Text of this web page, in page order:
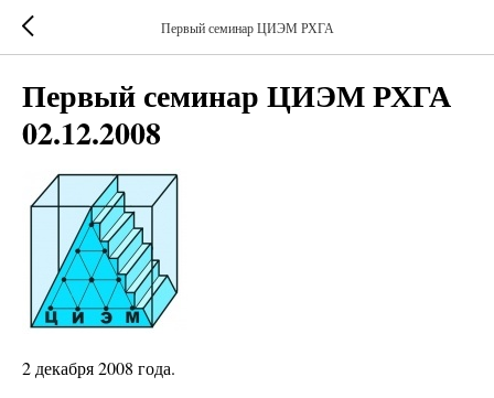
Первый семинар ЦИЭМ РХГА
Первый семинар ЦИЭМ РХГА
02.12.2008
2 декабря 2008 года.